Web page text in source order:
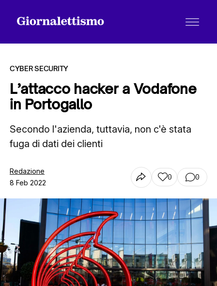
Tutti gli articoli
Chi siamo
Contatti
CYBER SECURITY
L’attacco hacker a Vodafone
in Portogallo
Secondo l'azienda, tuttavia, non c'è stata
fuga di dati dei clienti
Redazione
8 Feb 2022
0 0